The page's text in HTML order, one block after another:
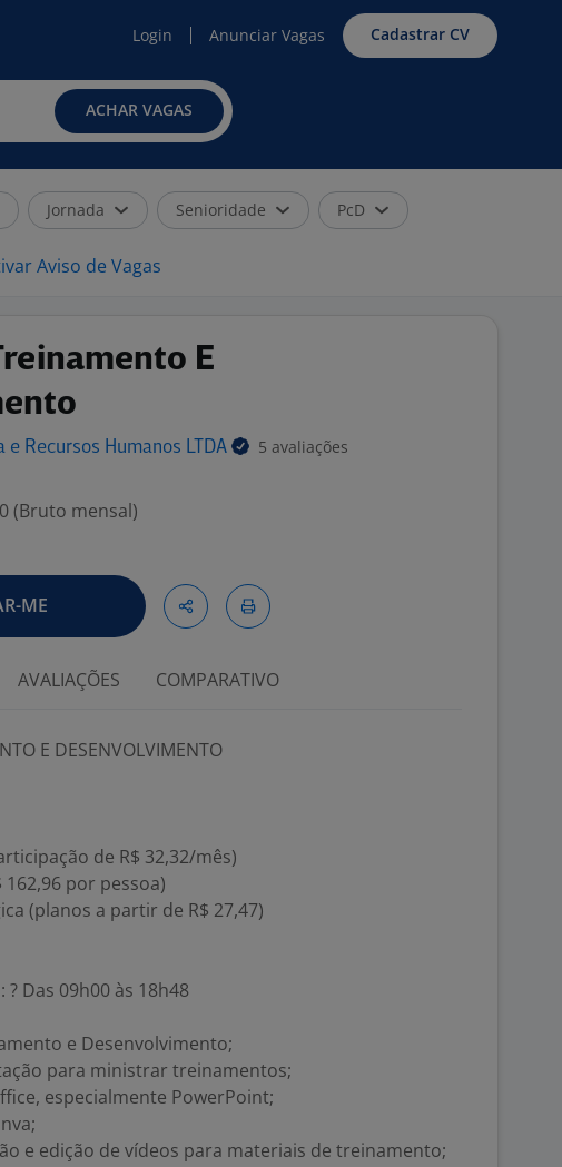
Login Anunciar Vagas Cadastrar CV
ACHAR VAGAS
Jornada Senioridade PcD
Aviso de Vagas
E
e Recursos Humanos LTDA 5 avaliações
(Bruto mensal)
ME
AVALIAÇÕES COMPARATIVO
E DESENVOLVIMENTO
de R$ 32,32/mês)
162,96 por pessoa)
(planos a partir de R$ 27,47)
? Das 09h00 às 18h48
e Desenvolvimento;
para ministrar treinamentos;
especialmente PowerPoint;
e edição de vídeos para materiais de treinamento;